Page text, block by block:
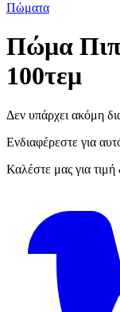
Πώματα
Πώμα
100τεμ
Δεν υπάρχει ακόμη
Ενδιαφέρεστε για
Καλέστε μας για